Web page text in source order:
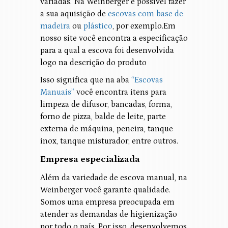
a sua aquisição de escovas com base de
madeira ou plástico, por exemplo.Em
nosso site você encontra a especificação
para a qual a escova foi desenvolvida
logo na descrição do produto
Isso significa que na aba “Escovas
Manuais” você encontra itens para
limpeza de difusor, bancadas, forma,
forno de pizza, balde de leite, parte
externa de máquina, peneira, tanque
inox, tanque misturador, entre outros.
Empresa especializada
Além da variedade de escova manual, na
Weinberger você garante qualidade.
Somos uma empresa preocupada em
atender as demandas de higienização